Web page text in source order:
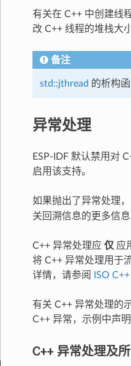
有关在 C++ 中创建线
改 C++ 线程的堆栈大
备注
std::jthread 的析构
异常处理
ESP-IDF 默认禁用对
启用该支持。
如果抛出了异常处理
关回溯信息的更多信
C++ 异常处理应 仅 应
将 C++ 异常处理用于
详情，请参阅
ISO
有关 C++ 异常处理的
C++ 异常，示例中声
C++ 异常处理及